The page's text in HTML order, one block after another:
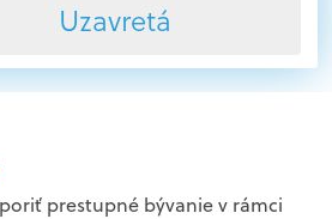
Uzavretá
prestupné bývanie v rámci